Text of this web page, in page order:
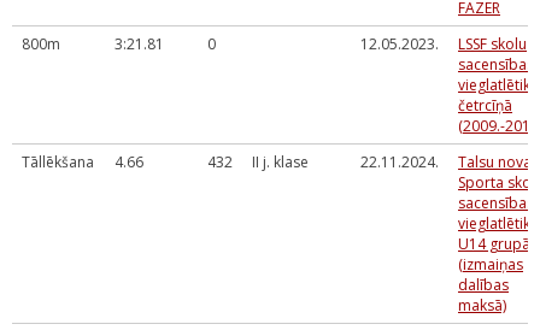
FAZER
800m
3:21.81 0 12.05.2023.
LSSF skolu
sacensības
četrcīņā
(2009.-
Tāllēkšana
4.66 432 II j. klase 22.11.2024.
Talsu
Sporta
sacensības
vieglatlētikā
U14
(izmaiņas
dalības
maksā)